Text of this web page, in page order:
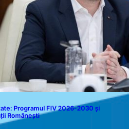
Programul FIV 2026-2030 și
Românești